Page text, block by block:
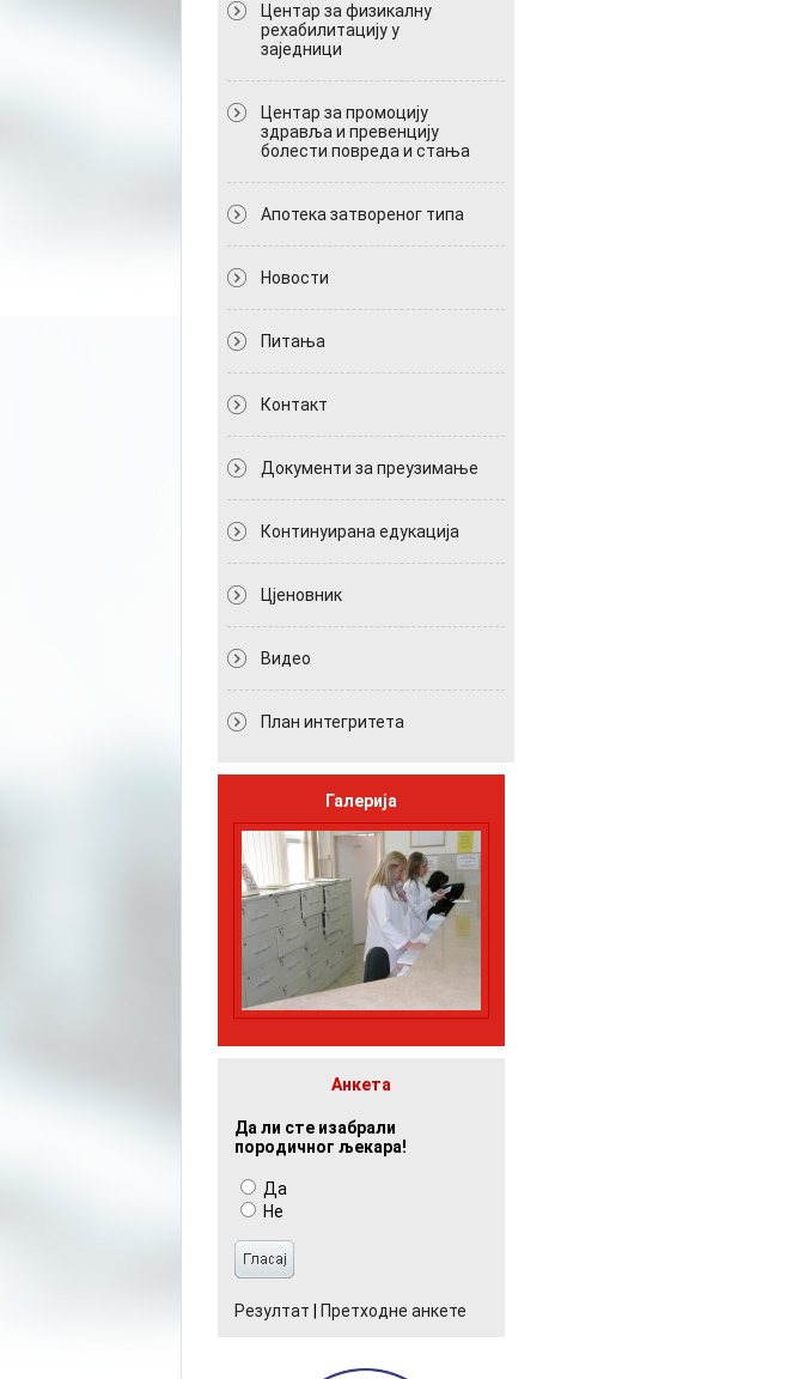
Центар за физикалну
рехабилитацију у
заједници
Центар за промоцију
здравља и превенцију
болести повреда и стања
Апотека затвореног типа
Новости
Питања
Контакт
Документи за преузимање
Континуирана едукација
Цјеновник
Видео
План интегритета
Галерија
Анкета
Да ли сте изабрали
породичног љекара!
Да
Не
Резултат Претходне анкете